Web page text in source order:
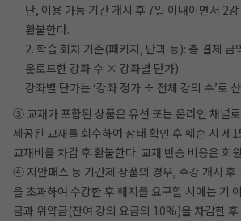
단, 이용 가능 기간 개시 후 7일 이내이면서 2
환불한다.
2. 학습 회차 기준(패키지, 단과 등): 총 결제
운로드한 강좌 수 × 강좌별 단가)
강좌별 단가는 ‘강좌 정가 ÷ 전체 강의 수’로
③ 교재가 포함된 상품은 유선 또는 온라인 채널
제공된 교재를 회수하여 상태 확인 후 훼손 시 제
교재비를 차감 후 환불한다. 교재 반송 비용은 회
④ 지안패스 등 기간제 상품의 경우, 수강 개시 후
을 초과하여 수강한 후 해지를 요구할 시에는 기
금과 위약금(잔여 강의 요금의 10%)을 차감한 후